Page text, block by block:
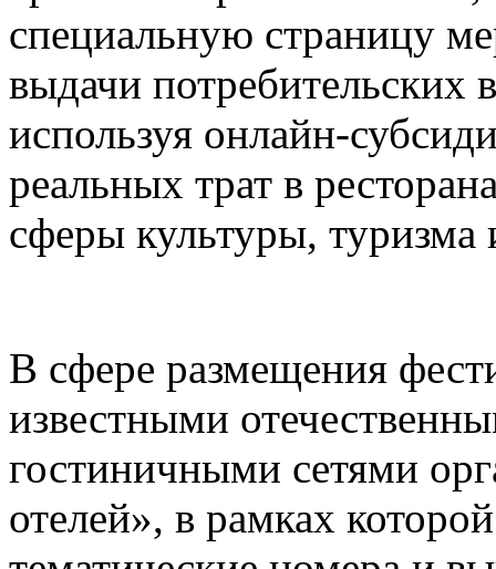
специальную страницу
выдачи потребительских
используя онлайн-
реальных трат в
сферы культуры, туризма
В сфере размещения
известными
гостиничными сетями
отелей», в рамках